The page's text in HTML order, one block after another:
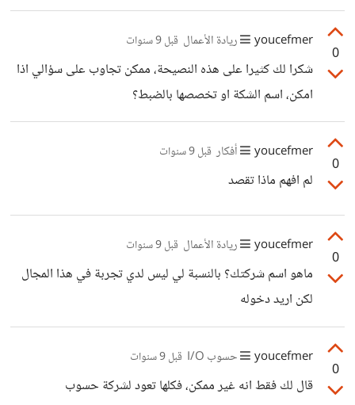
0
youcefmer ريادة الأعمال قبل 9 سنوات
شكرا لك كثيرا على هذه النصيحة، ممكن تجاوب على سؤالي اذا
امكن، اسم الشكة او تخصصها بالضبط؟
0
youcefmer أفكار قبل 9 سنوات
لم افهم ماذا تقصد
0
youcefmer ريادة الأعمال قبل 9 سنوات
ماهو اسم شركتك؟ بالنسبة لي ليس لدي تجربة في هذا المجال
لكن اريد دخوله
0
youcefmer حسوب I/O قبل 9 سنوات
قال لك فقط انه غير ممكن، فكلها تعود لشركة حسوب